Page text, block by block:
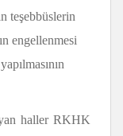
teşebbüslerin
engellenmesi
haller RKHK